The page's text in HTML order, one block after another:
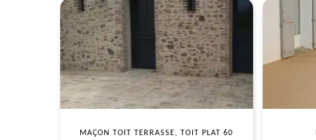
MAÇON TOIT TERRASSE, TOIT PLAT 60